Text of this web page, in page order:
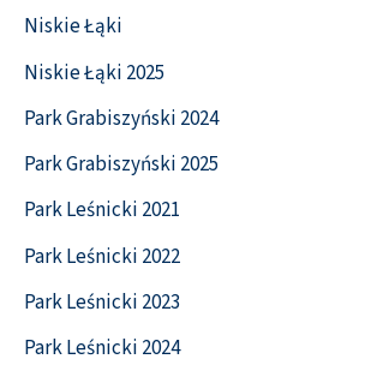
Niskie Łąki
Niskie Łąki 2025
Park Grabiszyński 2024
Park Grabiszyński 2025
Park Leśnicki 2021
Park Leśnicki 2022
Park Leśnicki 2023
Park Leśnicki 2024